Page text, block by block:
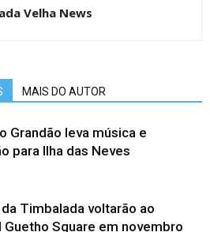
Velha News
MAIS DO AUTOR
Grandão leva música e
para Ilha das Neves
Timbalada voltarão ao
Guetho Square em novembro